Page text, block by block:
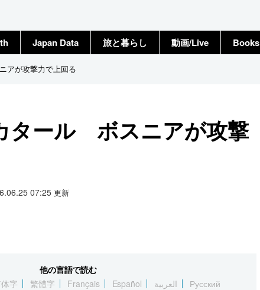
Japan Data 旅と暮らし 動画/Live Books
が攻撃力で上回る
タール ボスニアが攻撃
07:25 更新
他の言語で読む
字 繁體字 Français Español العربية Русский